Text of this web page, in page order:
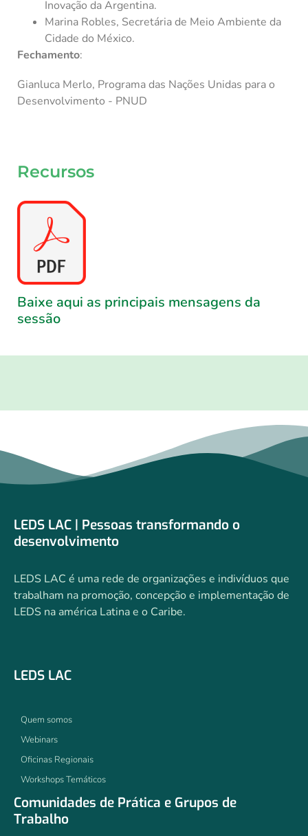
Inovação da Argentina.
Marina Robles, Secretária de Meio Ambiente da
Cidade do México.
Fechamento:
Gianluca Merlo, Programa das Nações Unidas para o
Desenvolvimento - PNUD
Recursos
Baixe aqui as principais mensagens da
sessão
LEDS LAC | Pessoas transformando o
desenvolvimento
LEDS LAC é uma rede de organizações e indivíduos que
trabalham na promoção, concepção e implementação de
LEDS na américa Latina e o Caribe.
LEDS LAC
Quem somos
Webinars
Oficinas Regionais
Workshops Temáticos
Comunidades de Prática e Grupos de
Trabalho